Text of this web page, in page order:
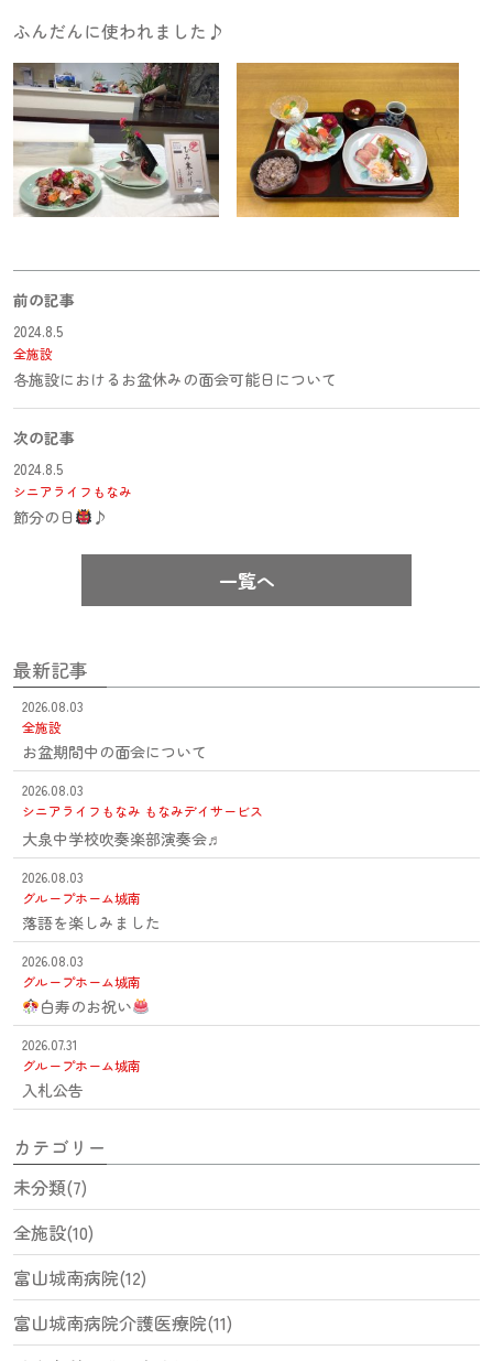
ふんだんに使われました♪
前の記事
2024.8.5
全施設
各施設におけるお盆休みの面会可能日について
次の記事
2024.8.5
シニアライフもなみ
節分の日 ♪
一覧へ
最新記事
2026.08.03
全施設
お盆期間中の面会について
2026.08.03
シニアライフもなみ もなみデイサービス
大泉中学校吹奏楽部演奏会♬
2026.08.03
グループホーム城南
落語を楽しみました
2026.08.03
グループホーム城南
白寿のお祝い
2026.07.31
グループホーム城南
入札公告
カテゴリー
未分類(7)
全施設(10)
富山城南病院(12)
富山城南病院介護医療院(11)